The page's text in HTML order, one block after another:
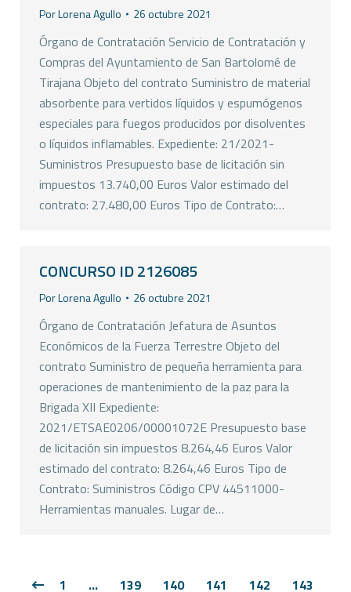
PorLorena Agullo 26 octubre 2021
Órgano de Contratación Servicio de Contratación y
Compras del Ayuntamiento de San Bartolomé de
Tirajana Objeto del contrato Suministro de material
absorbente para vertidos líquidos y espumógenos
especiales para fuegos producidos por disolventes
o líquidos inflamables. Expediente: 21/2021-
Suministros Presupuesto base de licitación sin
impuestos 13.740,00 Euros Valor estimado del
contrato: 27.480,00 Euros Tipo de Contrato:…
CONCURSO ID 2126085
PorLorena Agullo 26 octubre 2021
Órgano de Contratación Jefatura de Asuntos
Económicos de la Fuerza Terrestre Objeto del
contrato Suministro de pequeña herramienta para
operaciones de mantenimiento de la paz para la
Brigada XII Expediente:
2021/ETSAE0206/00001072E Presupuesto base
de licitación sin impuestos 8.264,46 Euros Valor
estimado del contrato: 8.264,46 Euros Tipo de
Contrato: Suministros Código CPV 44511000-
Herramientas manuales. Lugar de…
1 … 139 140 141 142 143